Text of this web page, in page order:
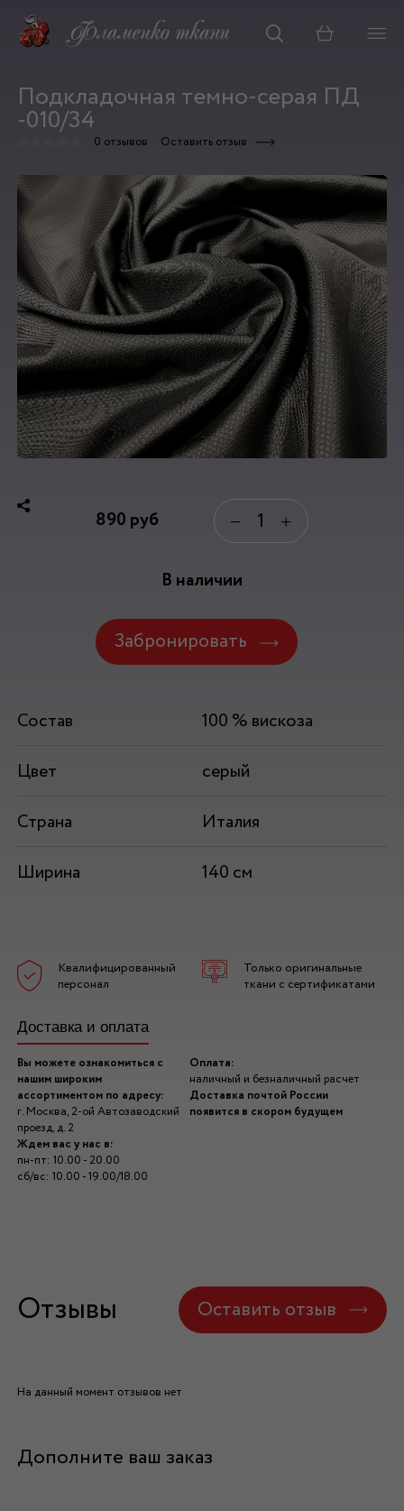
Корзина
Подкладочная темно-серая ПД
-010/34
0 отзывов Оставить отзыв
890 руб − +
В наличии
Забронировать
Состав
100 % вискоза
Цвет
серый
Страна
Италия
Ширина
140 см
Квалифицированный
персонал
Только оригинальные
ткани с сертификатами
Доставка и оплата
Вы можете ознакомиться с
нашим широким
ассортиментом по адресу:
г. Москва, 2-ой Автозаводский
проезд, д. 2
Ждем вас у нас в:
пн-пт: 10.00 - 20.00
сб/вс: 10.00 - 19.00/18.00
Оплата:
наличный и безналичный расчет
Доставка почтой России
появится в скором будущем
Отзывы Оставить отзыв
На данный момент отзывов нет
Дополните ваш заказ